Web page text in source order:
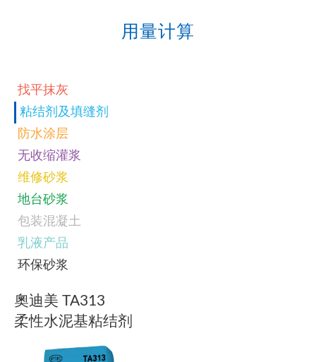
用量计算
找平抹灰
粘结剂及填缝剂
防水涂层
无收缩灌浆
维修砂浆
地台砂浆
包装混凝土
乳液产品
环保砂浆
奧迪美 TA313
柔性水泥基粘结剂